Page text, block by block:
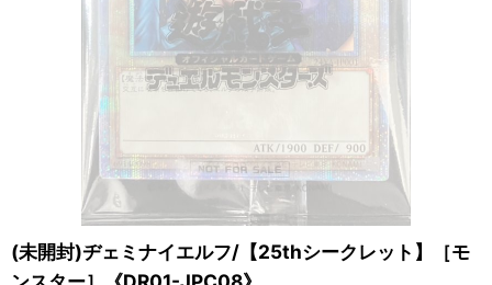
(未開封)ヂェミナイエルフ/【25thシークレット】［モ